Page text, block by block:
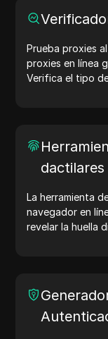
Prueba proxies
proxies en línea
Verifica el tipo
La herramienta
navegador en
revelar la huella
línea.